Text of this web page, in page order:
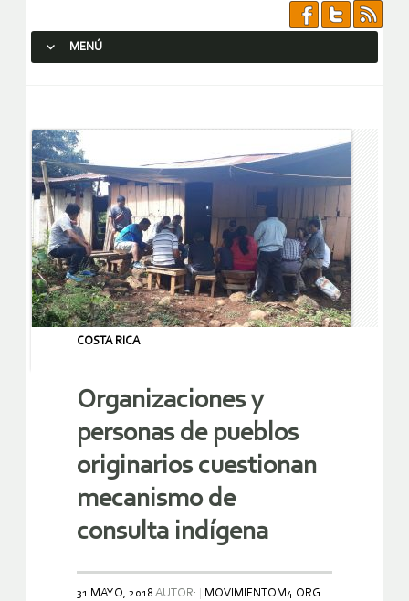
MENÚ
COSTA RICA
Organizaciones y
personas de pueblos
originarios cuestionan
mecanismo de
consulta indígena
31 MAYO, 2018 AUTOR: MOVIMIENTOM4.ORG